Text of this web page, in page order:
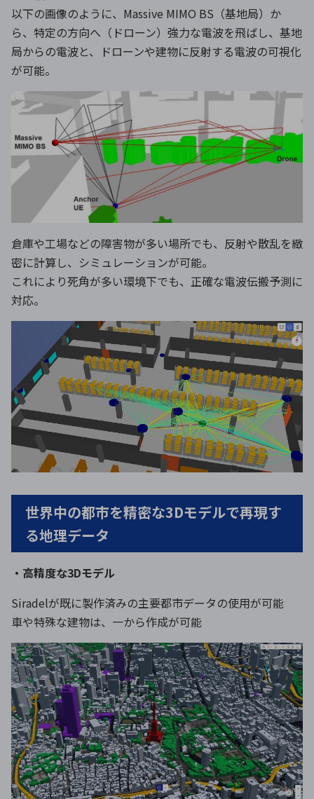
以下の画像のように、Massive MIMO BS（基地局）か
ら、特定の方向へ（ドローン）強力な電波を飛ばし、基地
局からの電波と、ドローンや建物に反射する電波の可視化
が可能。
倉庫や工場などの障害物が多い場所でも、反射や散乱を緻
密に計算し、シミュレーションが可能。
これにより死角が多い環境下でも、正確な電波伝搬予測に
対応。
世界中の都市を精密な3Dモデルで再現す
る地理データ
・高精度な3Dモデル
Siradelが既に製作済みの主要都市データの使用が可能
車や特殊な建物は、一から作成が可能